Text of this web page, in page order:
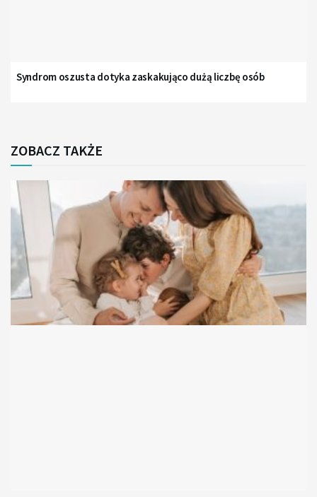
Syndrom oszusta dotyka zaskakująco dużą liczbę osób
ZOBACZ TAKŻE